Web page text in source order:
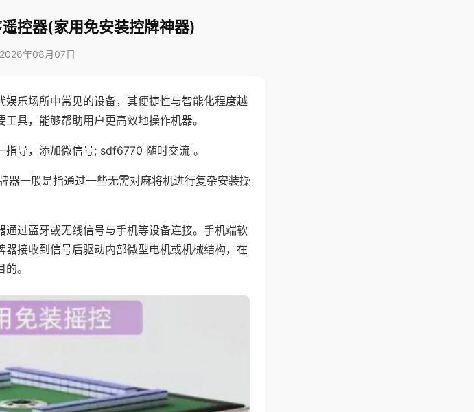
控器(家用免安装控牌神器)
年08月07日
娱乐场所中常见的设备，其便捷性与智能化程度越
具，能够帮助用户更高效地操作机器。
导，添加微信号; sdf6770 随时交流 。
器一般是指通过一些无需对麻将机进行复杂安装操
过蓝牙或无线信号与手机等设备连接。手机端软
接收到信号后驱动内部微型电机或机械结构，在
。